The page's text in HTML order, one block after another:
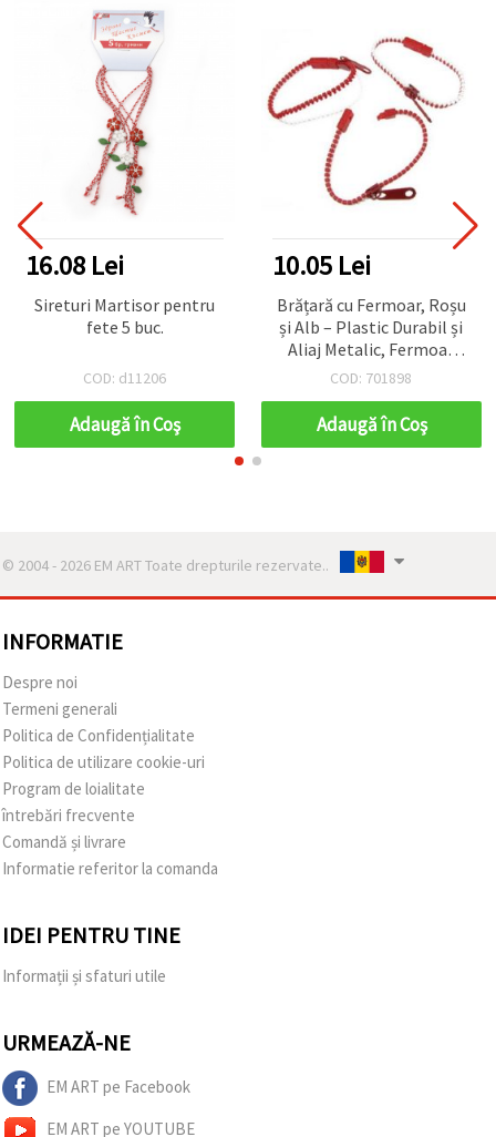
16.08 Lei
Sireturi Martisor pentru
fete 5 buc.
COD: d11206
Adaugă în Coş
10.05 Lei
Brățară cu Fermoar, Roșu
și Alb – Plastic Durabil și
Aliaj Metalic, Fermoar
Funcțional, Lungime
Ușoară, Unisex, pentru
Purtare Zilnică și Cadouri
COD: 701898
Adaugă în Coş
© 2004 - 2026 EM ART Toate drepturile rezervate..
INFORMATIE
Despre noi
Termeni generali
Politica de Confidențialitate
Politica de utilizare cookie-uri
Program de loialitate
întrebări frecvente
Comandă și livrare
Informatie referitor la comanda
IDEI PENTRU TINE
Informații și sfaturi utile
URMEAZĂ-NE
EM ART pe Facebook
EM ART pe YOUTUBE